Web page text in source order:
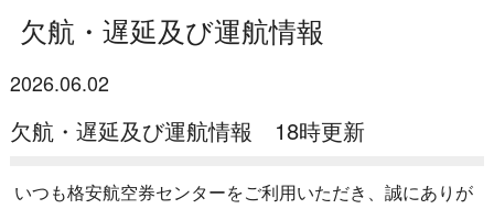
欠航・遅延及び運航情報
2026.06.02
欠航・遅延及び運航情報 18時更新
いつも格安航空券センターをご利用いただき、誠にありが